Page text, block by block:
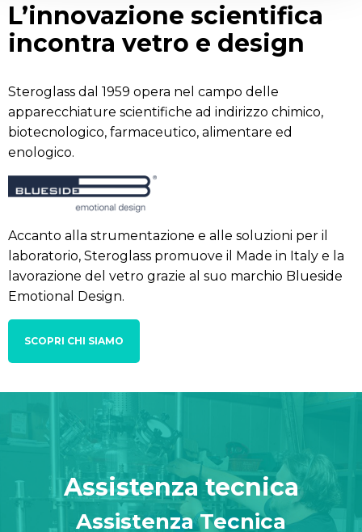
L’innovazione scientifica
incontra vetro e design
Steroglass dal 1959 opera nel campo delle
apparecchiature scientifiche ad indirizzo chimico,
biotecnologico, farmaceutico, alimentare ed
enologico.
Accanto alla strumentazione e alle soluzioni per il
laboratorio, Steroglass promuove il Made in Italy e la
lavorazione del vetro grazie al suo marchio Blueside
Emotional Design.
SCOPRI CHI SIAMO
Assistenza tecnica
Assistenza Tecnica